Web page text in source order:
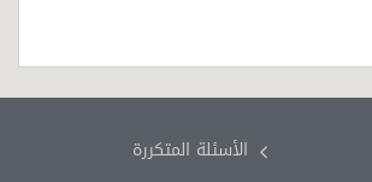
الأسئلة المتكررة